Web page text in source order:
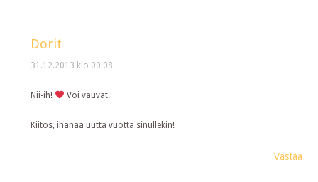
Dorit
31.12.2013 klo 00:08
Nii-ih! Voi vauvat.
Kiitos, ihanaa uutta vuotta sinullekin!
Vastaa